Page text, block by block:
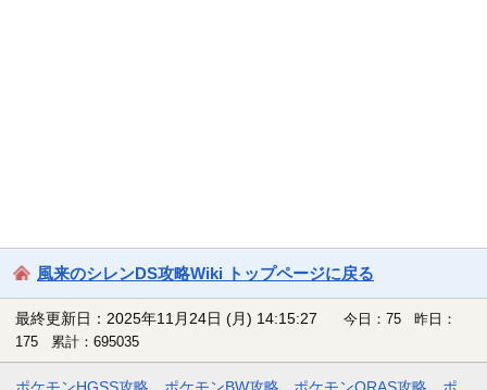
風来のシレンDS攻略Wiki トップページに戻る
最終更新日：2025年11月24日 (月) 14:15:27
今日：75 昨日：
175 累計：695035